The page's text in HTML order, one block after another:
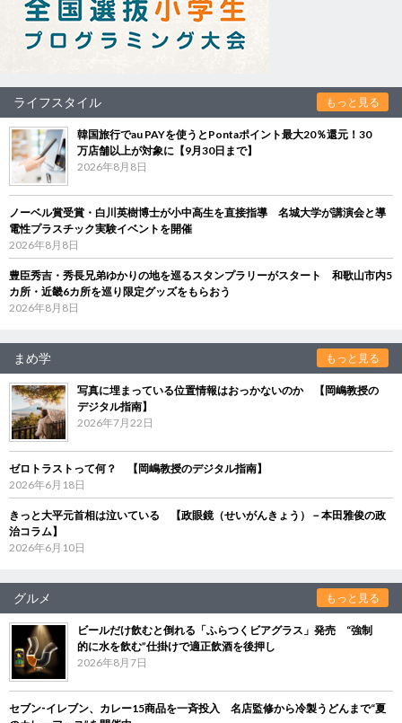
ライフスタイル もっと見る
韓国旅行でau PAYを使うとPontaポイント最大20％還元！30
万店舗以上が対象に【9月30日まで】
2026年8月8日
ノーベル賞受賞・白川英樹博士が小中高生を直接指導 名城大学が講演会と導
電性プラスチック実験イベントを開催
2026年8月8日
豊臣秀吉・秀長兄弟ゆかりの地を巡るスタンプラリーがスタート 和歌山市内5
カ所・近畿6カ所を巡り限定グッズをもらおう
2026年8月8日
まめ学 もっと見る
写真に埋まっている位置情報はおっかないのか 【岡嶋教授の
デジタル指南】
2026年7月22日
ゼロトラストって何？ 【岡嶋教授のデジタル指南】
2026年6月18日
きっと大平元首相は泣いている 【政眼鏡（せいがんきょう）－本田雅俊の政
治コラム】
2026年6月10日
グルメ もっと見る
ビールだけ飲むと倒れる「ふらつくビアグラス」発売 “強制
的に水を飲む”仕掛けで適正飲酒を後押し
2026年8月7日
セブン‐イレブン、カレー15商品を一斉投入 名店監修から冷製うどんまで“夏